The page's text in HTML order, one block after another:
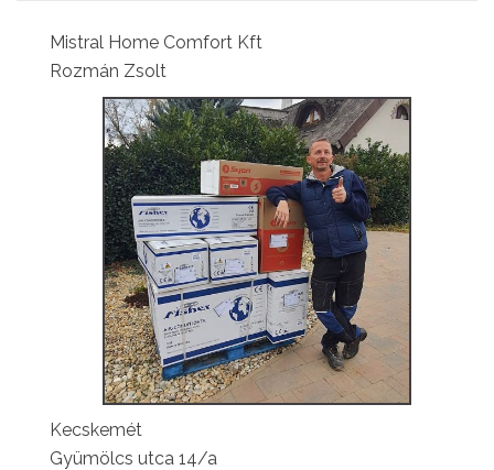
Mistral Home Comfort Kft
Rozmán Zsolt
Kecskemét
Gyümölcs utca 14/a